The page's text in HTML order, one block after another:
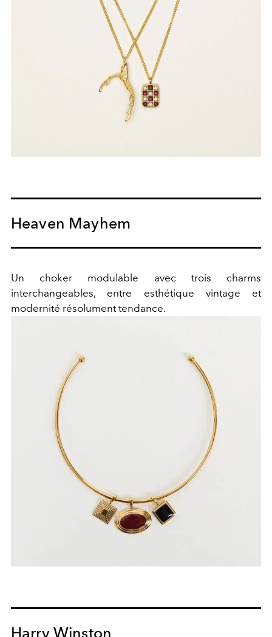
Heaven Mayhem
Un choker modulable avec trois charms
interchangeables, entre esthétique vintage et
modernité résolument tendance.
Harry Winston